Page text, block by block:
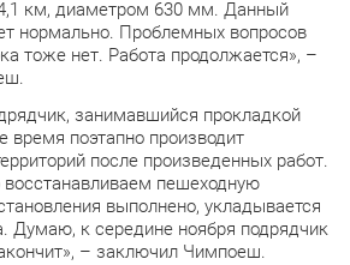
км, диаметром 630 мм. Данный
нормально. Проблемных вопросов
тоже нет. Работа продолжается», –
занимавшийся прокладкой
время поэтапно производит
после произведенных работ.
восстанавливаем пешеходную
выполнено, укладывается
Думаю, к середине ноября подрядчик
– заключил Чимпоеш.